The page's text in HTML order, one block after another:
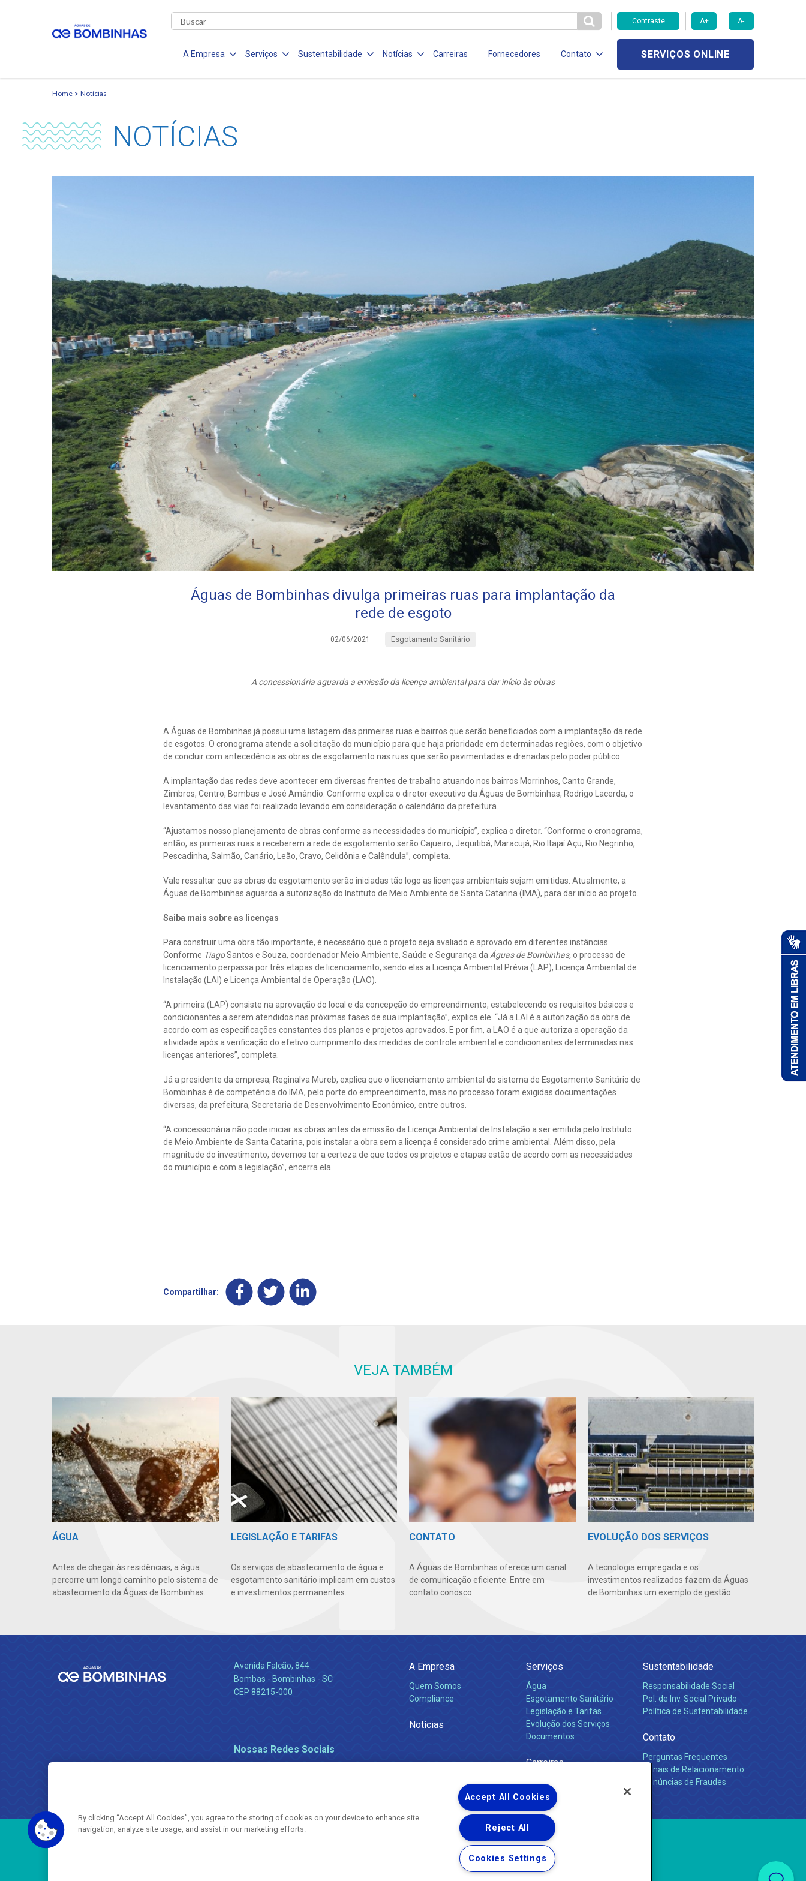
Contraste A+ A-
A Empresa Serviços Sustentabilidade Notícias Carreiras Fornecedores Contato SERVIÇOS ONLINE
Home Notícias
NOTÍCIAS
Águas de Bombinhas divulga primeiras ruas para implantação da
rede de esgoto
02/06/2021 Esgotamento Sanitário
A concessionária aguarda a emissão da licença ambiental para dar início às obras
A Águas de Bombinhas já possui uma listagem das primeiras ruas e bairros que serão beneficiados com a implantação da rede
de esgotos. O cronograma atende a solicitação do município para que haja prioridade em determinadas regiões, com o objetivo
de concluir com antecedência as obras de esgotamento nas ruas que serão pavimentadas e drenadas pelo poder público.
A implantação das redes deve acontecer em diversas frentes de trabalho atuando nos bairros Morrinhos, Canto Grande,
Zimbros, Centro, Bombas e José Amândio. Conforme explica o diretor executivo da Águas de Bombinhas, Rodrigo Lacerda, o
levantamento das vias foi realizado levando em consideração o calendário da prefeitura.
“Ajustamos nosso planejamento de obras conforme as necessidades do município”, explica o diretor. “Conforme o cronograma,
então, as primeiras ruas a receberem a rede de esgotamento serão Cajueiro, Jequitibá, Maracujá, Rio Itajaí Açu, Rio Negrinho,
Pescadinha, Salmão, Canário, Leão, Cravo, Celidônia e Calêndula”, completa.
Vale ressaltar que as obras de esgotamento serão iniciadas tão logo as licenças ambientais sejam emitidas. Atualmente, a
Águas de Bombinhas aguarda a autorização do Instituto de Meio Ambiente de Santa Catarina (IMA), para dar início ao projeto.
Saiba mais sobre as licenças
Para construir uma obra tão importante, é necessário que o projeto seja avaliado e aprovado em diferentes instâncias.
Conforme TiagoSantos e Souza, coordenador Meio Ambiente, Saúde e Segurança da Águas de Bombinhas,o processo de
licenciamento perpassa por três etapas de licenciamento, sendo elas a Licença Ambiental Prévia (LAP), Licença Ambiental de
Instalação (LAI) e Licença Ambiental de Operação (LAO).
“A primeira (LAP) consiste na aprovação do local e da concepção do empreendimento, estabelecendo os requisitos básicos e
condicionantes a serem atendidos nas próximas fases de sua implantação”, explica ele. “Já a LAI é a autorização da obra de
acordo com as especificações constantes dos planos e projetos aprovados. E por fim, a LAO é a que autoriza a operação da
atividade após a verificação do efetivo cumprimento das medidas de controle ambiental e condicionantes determinadas nas
licenças anteriores”, completa.
Já a presidente da empresa, Reginalva Mureb, explica que o licenciamento ambiental do sistema de Esgotamento Sanitário de
Bombinhas é de competência do IMA, pelo porte do empreendimento, mas no processo foram exigidas documentações
diversas, da prefeitura, Secretaria de Desenvolvimento Econômico, entre outros.
“A concessionária não pode iniciar as obras antes da emissão da Licença Ambiental de Instalação a ser emitida pelo Instituto
de Meio Ambiente de Santa Catarina, pois instalar a obra sem a licença é considerado crime ambiental. Além disso, pela
magnitude do investimento, devemos ter a certeza de que todos os projetos e etapas estão de acordo com as necessidades
do município e com a legislação”, encerra ela.
Compartilhar:
VEJA TAMBÉM
ÁGUA
Antes de chegar às residências, a água
percorre um longo caminho pelo sistema de
abastecimento da Águas de Bombinhas.
LEGISLAÇÃO E TARIFAS
Os serviços de abastecimento de água e
esgotamento sanitário implicam em custos
e investimentos permanentes.
CONTATO
A Águas de Bombinhas oferece um canal
de comunicação eficiente. Entre em
contato conosco.
EVOLUÇÃO DOS SERVIÇOS
A tecnologia empregada e os
investimentos realizados fazem da Águas
de Bombinhas um exemplo de gestão.
Avenida Falcão, 844
Bombas - Bombinhas - SC
CEP 88215-000
Nossas Redes Sociais
A Empresa
Quem Somos
Compliance
Notícias
Serviços
Água
Esgotamento Sanitário
Legislação e Tarifas
Evolução dos Serviços
Documentos
Carreiras
Sustentabilidade
Responsabilidade Social
Pol. de Inv. Social Privado
Política de Sustentabilidade
Contato
Perguntas Frequentes
Canais de Relacionamento
Denúncias de Fraudes
Copyright ® 2026 - Todos os Direitos Reservados.
By clicking “Accept All Cookies”, you agree to the storing of cookies on your device to enhance site
navigation, analyze site usage, and assist in our marketing efforts.
Accept All Cookies
Reject All
Cookies Settings